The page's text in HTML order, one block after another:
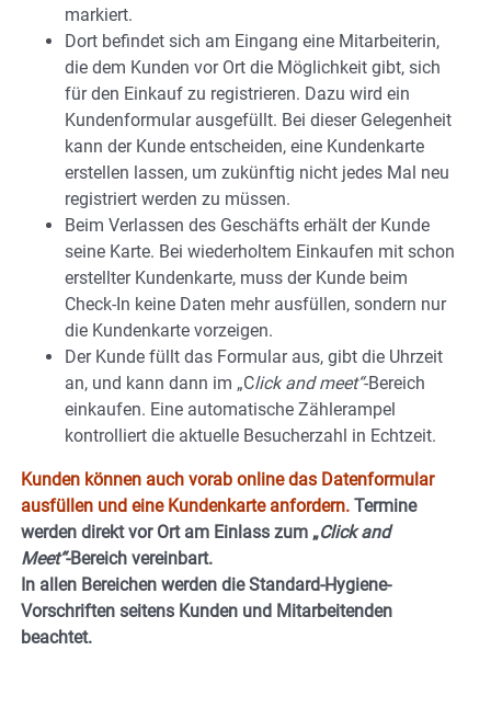
markiert.
Dort befindet sich am Eingang eine Mitarbeiterin,
die dem Kunden vor Ort die Möglichkeit gibt, sich
für den Einkauf zu registrieren. Dazu wird ein
Kundenformular ausgefüllt. Bei dieser Gelegenheit
kann der Kunde entscheiden, eine Kundenkarte
erstellen lassen, um zukünftig nicht jedes Mal neu
registriert werden zu müssen.
Beim Verlassen des Geschäfts erhält der Kunde
seine Karte. Bei wiederholtem Einkaufen mit schon
erstellter Kundenkarte, muss der Kunde beim
Check-In keine Daten mehr ausfüllen, sondern nur
die Kundenkarte vorzeigen.
Der Kunde füllt das Formular aus, gibt die Uhrzeit
an, und kann dann im „Click and meet“-Bereich
einkaufen. Eine automatische Zählerampel
kontrolliert die aktuelle Besucherzahl in Echtzeit.
Kunden können auch vorab online das Datenformular
ausfüllen und eine Kundenkarte anfordern. Termine
werden direkt vor Ort am Einlass zum „Click and
Meet“-Bereich vereinbart.
In allen Bereichen werden die Standard-Hygiene-
Vorschriften seitens Kunden und Mitarbeitenden
beachtet.